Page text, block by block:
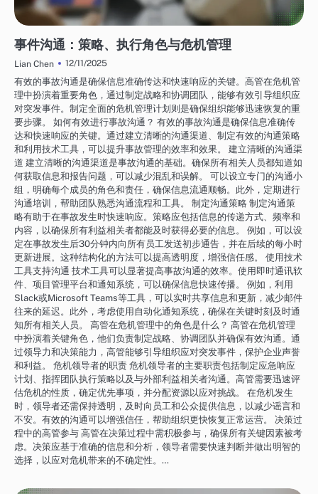
事件沟通：策略、执行角色与危机管理
Lian Chen
12/11/2025
有效的事故沟通是确保信息准确传达和快速响应的关键。高管在危机管
理中扮演着重要角色，通过制定战略和协调团队，能够有效引导组织应
对突发事件。制定全面的危机管理计划则是确保组织能够迅速恢复的重
要步骤。 如何有效进行事故沟通？ 有效的事故沟通是确保信息准确传
达和快速响应的关键。通过建立清晰的沟通渠道、制定有效的沟通策略
和利用技术工具，可以提升事故管理的效率和效果。 建立清晰的沟通渠
道 建立清晰的沟通渠道是事故沟通的基础。确保所有相关人员都知道如
何获取信息和报告问题，可以减少混乱和误解。 可以设立专门的沟通小
组，明确每个成员的角色和责任，确保信息流通顺畅。此外，定期进行
沟通培训，帮助团队熟悉沟通流程和工具。 制定沟通策略 制定沟通策
略有助于在事故发生时快速响应。策略应包括信息的传递方式、频率和
内容，以确保所有利益相关者都能及时获得必要的信息。 例如，可以设
定在事故发生后30分钟内向所有员工发送初步通告，并在后续的每小时
更新进展。这种结构化的方法可以提高透明度，增强信任感。 使用技术
工具支持沟通 技术工具可以显著提高事故沟通的效率。使用即时通讯软
件、项目管理平台和通知系统，可以确保信息快速传播。 例如，利用
Slack或Microsoft Teams等工具，可以实时共享信息和更新，减少邮件
往来的延迟。此外，考虑使用自动化通知系统，确保在关键时刻及时通
知所有相关人员。 高管在危机管理中的角色是什么？ 高管在危机管理
中扮演着关键角色，他们负责制定战略、协调团队并确保有效沟通。通
过领导力和决策能力，高管能够引导组织应对突发事件，保护企业声誉
和利益。 危机领导者的职责 危机领导者的主要职责包括制定应急响应
计划、指挥团队执行策略以及与外部利益相关者沟通。高管需要迅速评
估危机的性质，确定优先事项，并分配资源以应对挑战。 在危机发生
时，领导者还需保持透明，及时向员工和公众提供信息，以减少谣言和
不安。有效的沟通可以增强信任，帮助组织更快恢复正常运营。 决策过
程中的高管参与 高管在决策过程中需积极参与，确保所有关键因素被考
虑。决策应基于准确的信息和分析，领导者需要快速判断并做出明智的
选择，以应对危机带来的不确定性。…